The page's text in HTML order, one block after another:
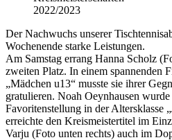
2022/2023
Der Nachwuchs unserer
Wochenende starke Leistungen.
Am Samstag errang Hanna Scholz
zweiten Platz. In einem spannenden
„Mädchen u13“ musste sie ihrer
gratulieren. Noah Oeynhausen wurde
Favoritenstellung in der Altersklasse
erreichte den Kreismeistertitel im
Varju (Foto unten rechts) auch im